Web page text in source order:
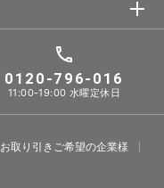
0120-796-016
11:00-19:00 水曜定休日
お取り引きご希望の企業様